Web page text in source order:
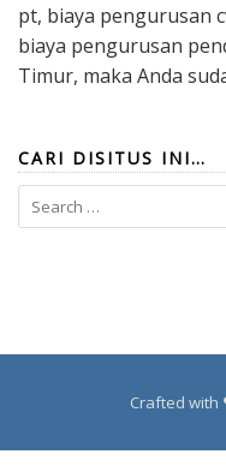
pt, biaya pengurusan
biaya pengurusan
Timur, maka Anda
CARI DISITUS INI…
Search
for:
Crafted with